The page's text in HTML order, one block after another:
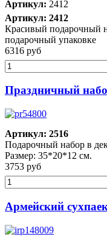
Артикул: 2412
Артикул: 2412
Красивый подарочный
подарочный упаковке
6316 руб
Праздничный
Артикул: 2516
Подарочный набор в
Размер: 35*20*12 см.
3753 руб
Армейский